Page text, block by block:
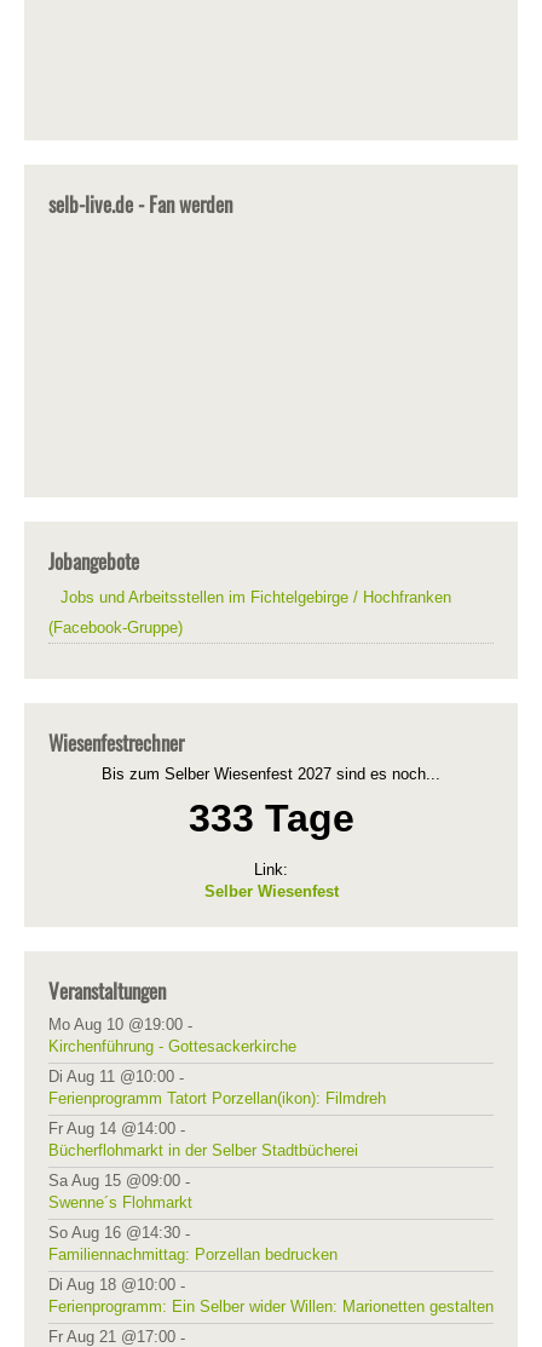
selb-live.de - Fan werden
Jobangebote
Jobs und Arbeitsstellen im Fichtelgebirge / Hochfranken
(Facebook-Gruppe)
Wiesenfestrechner
Bis zum Selber Wiesenfest 2027 sind es noch...
333 Tage
Link:
Selber Wiesenfest
Veranstaltungen
Mo Aug 10 @19:00 -
Kirchenführung - Gottesackerkirche
Di Aug 11 @10:00 -
Ferienprogramm Tatort Porzellan(ikon): Filmdreh
Fr Aug 14 @14:00 -
Bücherflohmarkt in der Selber Stadtbücherei
Sa Aug 15 @09:00 -
Swenne´s Flohmarkt
So Aug 16 @14:30 -
Familiennachmittag: Porzellan bedrucken
Di Aug 18 @10:00 -
Ferienprogramm: Ein Selber wider Willen: Marionetten gestalten
Fr Aug 21 @17:00 -